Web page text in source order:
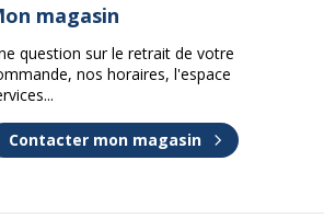
magasin
question sur le retrait de votre
nos horaires, l'espace
Contacter mon magasin